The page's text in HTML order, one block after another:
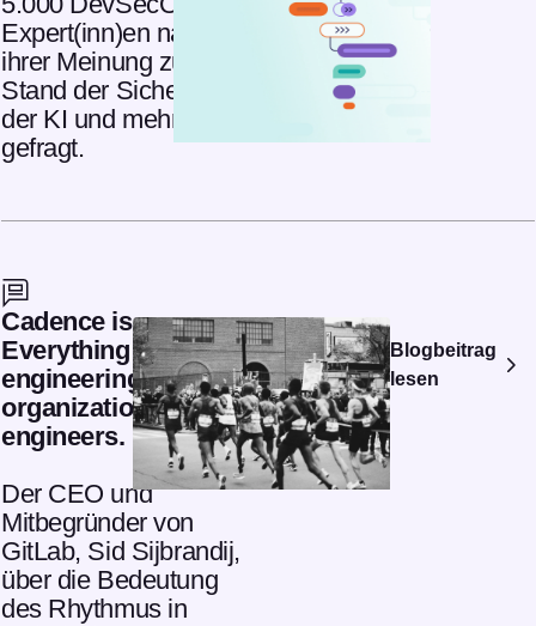
Expert(inn)en nach
ihrer Meinung zum
Stand der Sicherheit,
der KI und mehr
gefragt.
Cadence is
Everything: 10x
engineering
organizations for 10x
engineers.
Der CEO und
Mitbegründer von
GitLab, Sid Sijbrandij,
über die Bedeutung
des Rhythmus in
Blogbeitrag
lesen